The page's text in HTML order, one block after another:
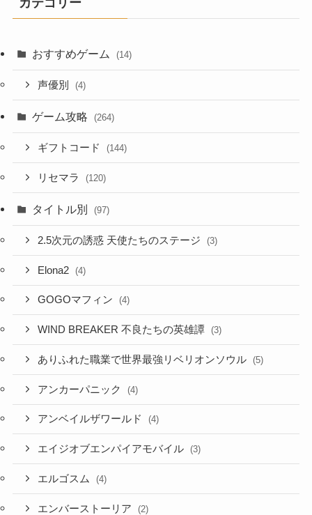
カテゴリー
おすすめゲーム (14)
声優別 (4)
ゲーム攻略 (264)
ギフトコード (144)
リセマラ (120)
タイトル別 (97)
2.5次元の誘惑 天使たちのステージ (3)
Elona2 (4)
GOGOマフィン (4)
WIND BREAKER 不良たちの英雄譚 (3)
ありふれた職業で世界最強リベリオンソウル (5)
アンカーパニック (4)
アンベイルザワールド (4)
エイジオブエンパイアモバイル (3)
エルゴスム (4)
エンバーストーリア (2)